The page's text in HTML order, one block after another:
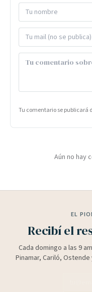
Tu comentario se publicará
Aún no hay
EL
Recibí el
Cada domingo a las 9
Pinamar, Cariló,